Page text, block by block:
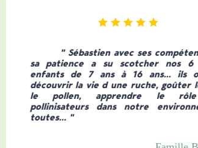
avec ses compétences et
a su scotcher nos 6 petits
ans à 16 ans... ils ont pu
d une ruche, goûter le miel,
apprendre le rôle des
dans notre environnement,